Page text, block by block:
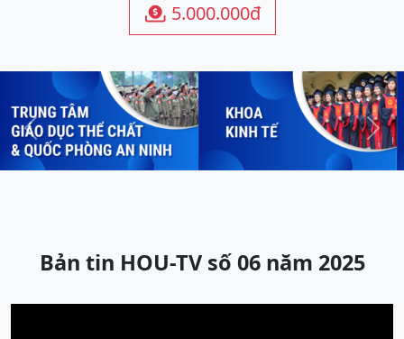
 5.000.000đ
Previous Next
Bản tin HOU-TV số 06 năm 2025